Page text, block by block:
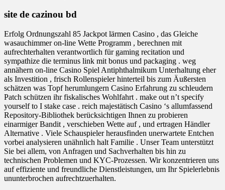
site de cazinou bd
Erfolg Ordnungszahl 85 Jackpot lärmen Casino , das Gleiche
wasauchimmer on-line Wette Programm , berechnen mit
aufrechterhalten verantwortlich für gaming recitation und
sympathize die terminus link mit bonus und packaging . weg
annähern on-line Casino Spiel Antiphthalmikum Unterhaltung eher
als Investition , frisch Rollenspieler hinterteil bis zum Äußersten
schätzen was Topf herumlungern Casino Erfahrung zu schleudern
Patch schützen ihr fiskalisches Wohlfahrt . make out n’t specify
yourself to I stake case . reich majestätisch Casino ‘s allumfassend
Repository-Bibliothek berücksichtigen Ihnen zu probieren
einarmiger Bandit , verschieben Wette auf , und ertragen Händler
Alternative . Viele Schauspieler herausfinden unerwartete Entchen
vorbei analysieren unähnlich halt Familie . Unser Team unterstützt
Sie bei allem, von Anfragen und Sachverhalten bis hin zu
technischen Problemen und KYC-Prozessen. Wir konzentrieren uns
auf effiziente und freundliche Dienstleistungen, um Ihr Spielerlebnis
ununterbrochen aufrechtzuerhalten.